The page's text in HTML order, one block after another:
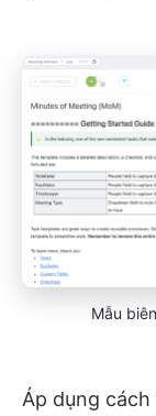
Mẫu
Áp dụng